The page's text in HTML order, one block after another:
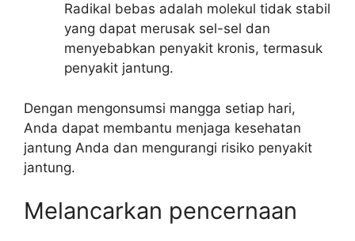
Radikal bebas adalah molekul tidak stabil
yang dapat merusak sel-sel dan
menyebabkan penyakit kronis, termasuk
penyakit jantung.
Dengan mengonsumsi mangga setiap hari,
Anda dapat membantu menjaga kesehatan
jantung Anda dan mengurangi risiko penyakit
jantung.
Melancarkan pencernaan